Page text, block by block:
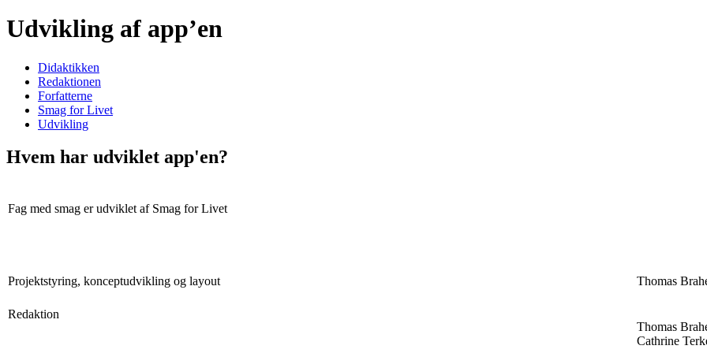
Udvikling af app’en
Didaktikken
Redaktionen
Forfatterne
Smag for Livet
Udvikling
Hvem har udviklet app'en?
Fag med smag er udviklet af Smag for Livet
Projektstyring, konceptudvikling og layout Thomas
Redaktion
Thomas
Cathrine